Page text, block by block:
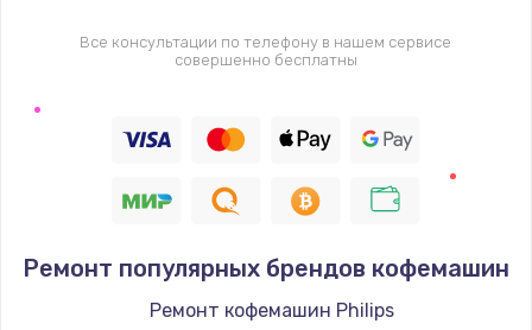
Все консультации по телефону в нашем сервисе
совершенно бесплатны
Ремонт популярных брендов кофемашин
Ремонт кофемашин Philips